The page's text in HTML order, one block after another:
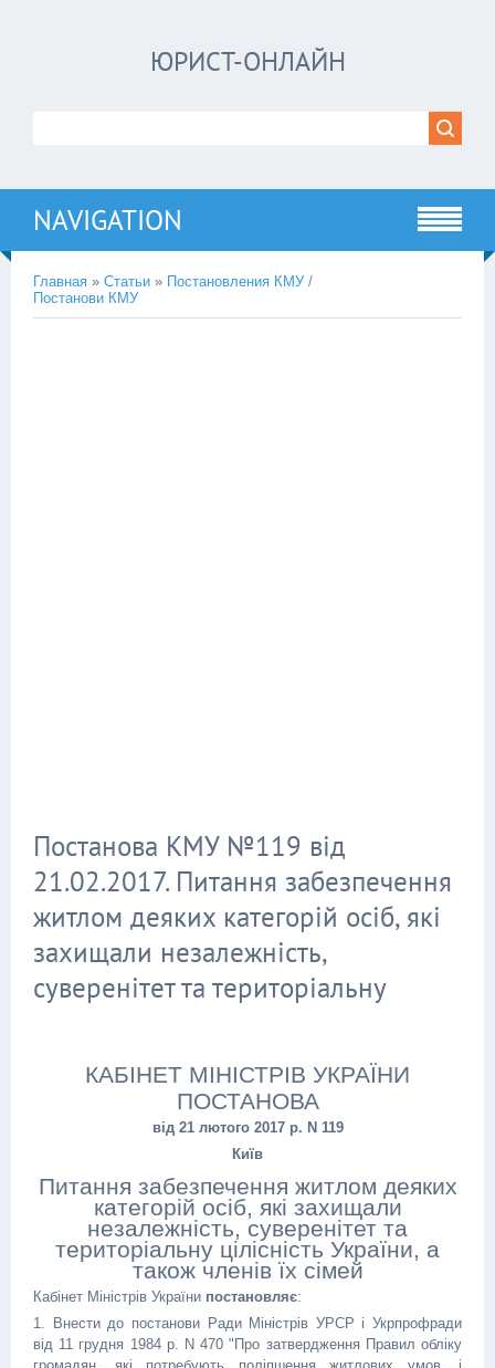
ЮРИСТ-ОНЛАЙН
NAVIGATION
Главная » Статьи » Постановления КМУ /
Постанови КМУ
Постанова КМУ №119 від
21.02.2017. Питання забезпечення
житлом деяких категорій осіб, які
захищали незалежність,
суверенітет та територіальну
КАБІНЕТ МІНІСТРІВ УКРАЇНИ
ПОСТАНОВА
від 21 лютого 2017 р. N 119
Київ
Питання забезпечення житлом деяких
категорій осіб, які захищали
незалежність, суверенітет та
територіальну цілісність України, а
також членів їх сімей
Кабінет Міністрів України постановляє:
1. Внести до постанови Ради Міністрів УРСР і Укрпрофради
від 11 грудня 1984 р. N 470 "Про затвердження Правил обліку